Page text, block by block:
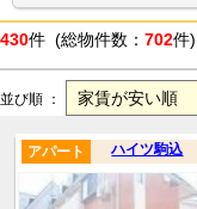
430件 (総物件数： 702件)
並び順 ：
ハイツ駒込
アパート